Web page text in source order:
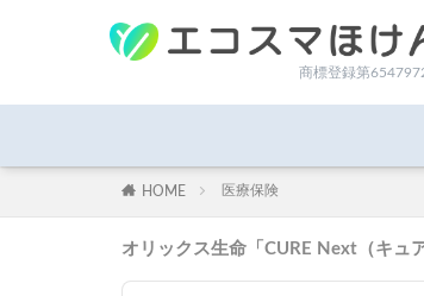
商標登録第
HOME 医療保険
オリックス生命「CURE Next（キュ